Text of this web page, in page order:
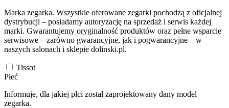
Marka zegarka. Wszystkie oferowane zegarki pochodzą z oficjalnej
dystrybucji – posiadamy autoryzację na sprzedaż i serwis każdej
marki. Gwarantujemy oryginalność produktów oraz pełne wsparcie
serwisowe – zarówno gwarancyjne, jak i pogwarancyjne – w
naszych salonach i sklepie dolinski.pl.
Tissot
Płeć
Informuje, dla jakiej płci został zaprojektowany dany model
zegarka.